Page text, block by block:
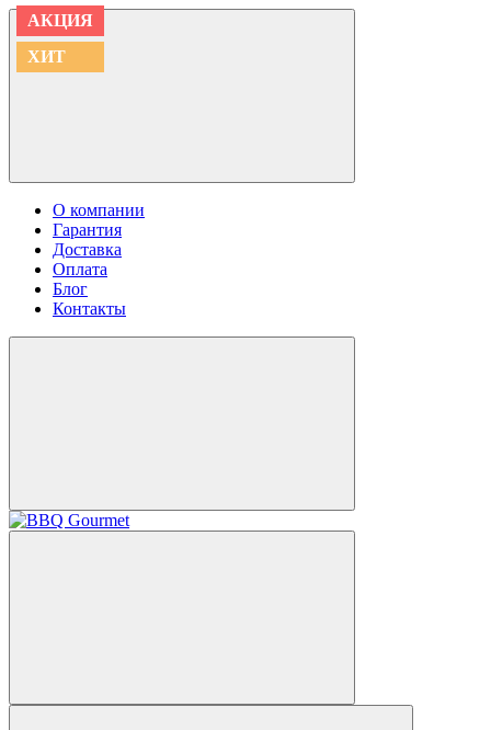
О компании
Гарантия
Доставка
Оплата
Блог
Контакты
АКЦИЯ
АКЦИЯ
АКЦИЯ
ХИТ
АКЦИЯ
ХИТ